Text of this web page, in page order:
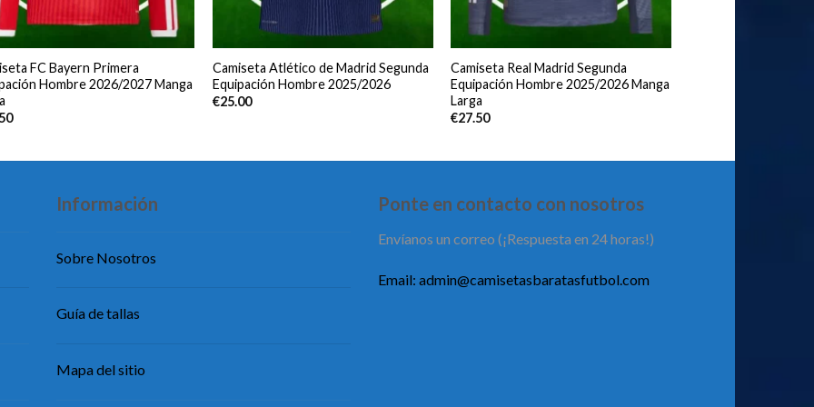
FC Bayern Primera
Hombre 2026/2027 Manga
Camiseta Atlético de Madrid Segunda
Equipación Hombre 2025/2026
€25.00
Camiseta Real Madrid Segunda
Equipación Hombre 2025/2026 Manga
Larga
€27.50
Información
Sobre Nosotros
Guía de tallas
Mapa del sitio
Ponte en contacto con nosotros
Envíanos un correo (¡Respuesta en 24 horas!)
Email: admin@camisetasbaratasfutbol.com